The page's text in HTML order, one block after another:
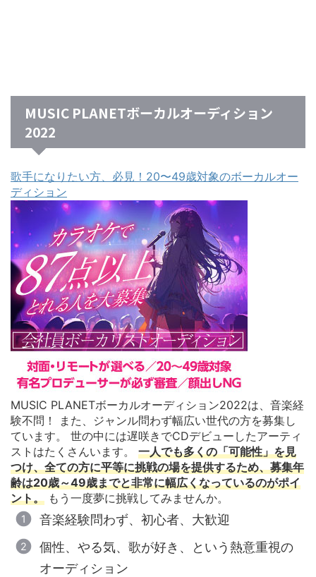
MUSIC PLANETボーカルオーディション
2022
歌手になりたい方、必見！20〜49歳対象のボーカルオー
ディション
MUSIC PLANETボーカルオーディション2022は、音楽経
験不問！ また、ジャンル問わず幅広い世代の方を募集し
ています。 世の中には遅咲きでCDデビューしたアーティ
ストはたくさんいます。 一人でも多くの「可能性」を見
つけ、全ての方に平等に挑戦の場を提供するため、募集年
齢は20歳～49歳までと非常に幅広くなっているのがポイ
ント。 もう一度夢に挑戦してみませんか。
音楽経験問わず、初心者、大歓迎
個性、やる気、歌が好き、という熱意重視の
オーディション